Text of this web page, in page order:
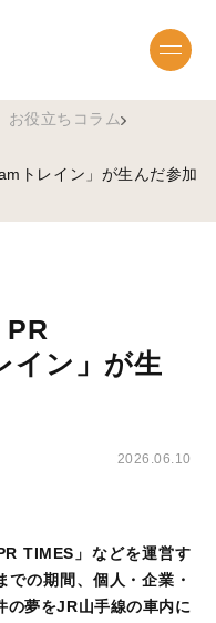
お役立ちコラム
トレイン」が生んだ参加
PR
イン」が生
2026.06.10
TIMES」などを運営す
の期間、個人・企業・
の夢をJR山手線の車内に